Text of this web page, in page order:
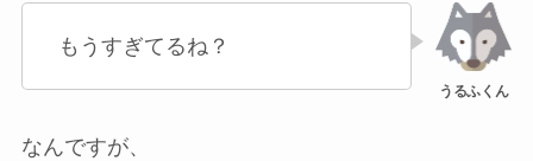
もうすぎてるね？
なんですが、